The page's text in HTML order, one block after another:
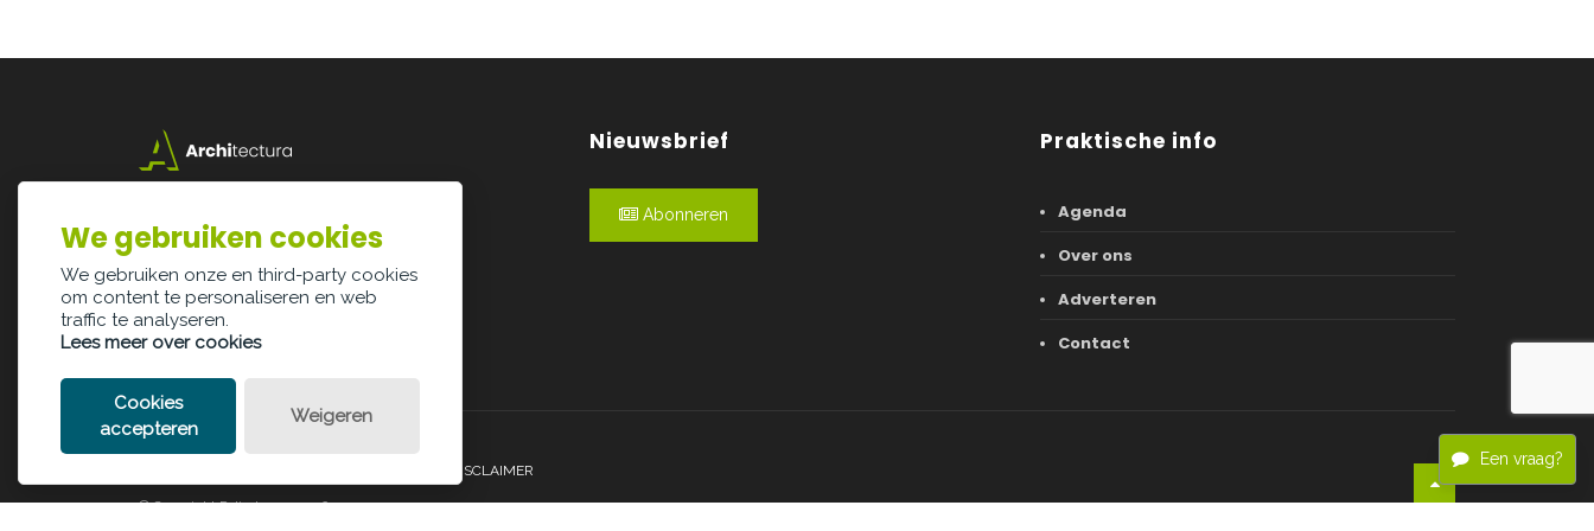
Een vraag?
3500 Hasselt
info@architectura.be
Nieuwsbrief
Abonneren
Praktische info
Agenda
Over ons
Adverteren
Contact
LEGAL DISCLAIMER
© Copyright Palindroom 2026
We gebruiken cookies
We gebruiken onze en third-party cookies
om content te personaliseren en web
traffic te analyseren.
Lees meer over cookies
Cookies
accepteren
Weigeren